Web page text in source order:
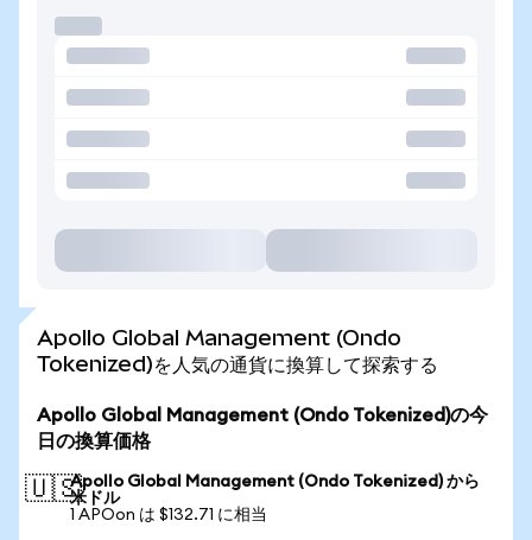
Apollo Global Management (Ondo
Tokenized)を人気の通貨に換算して探索する
Apollo Global Management (Ondo Tokenized)の今
日の換算価格
🇺🇸Apollo Global Management (Ondo Tokenized) から
米ドル
1 APOon は $132.71 に相当